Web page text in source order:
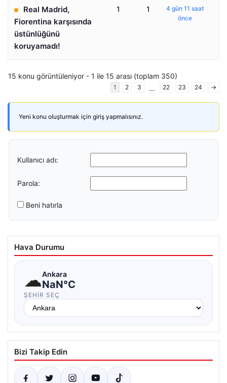
Real Madrid,
Fiorentina karşısında
üstünlüğünü
koruyamadı!
1 1
4 gün 11 saat
önce
15 konu görüntüleniyor - 1 ile 15 arası (toplam 350)
1 2 3 … 22 23 24 →
Yeni konu oluşturmak için giriş yapmalısınız.
Kullanıcı adı:
Parola:
Beni hatırla
Hava Durumu
☁Ankara
NaN°C
ŞEHIR SEÇ
Bizi Takip Edin